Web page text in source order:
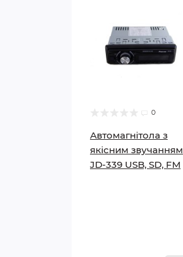
0
Автомагнітола з
якісним звучанням
JD-339 USB, SD, FM